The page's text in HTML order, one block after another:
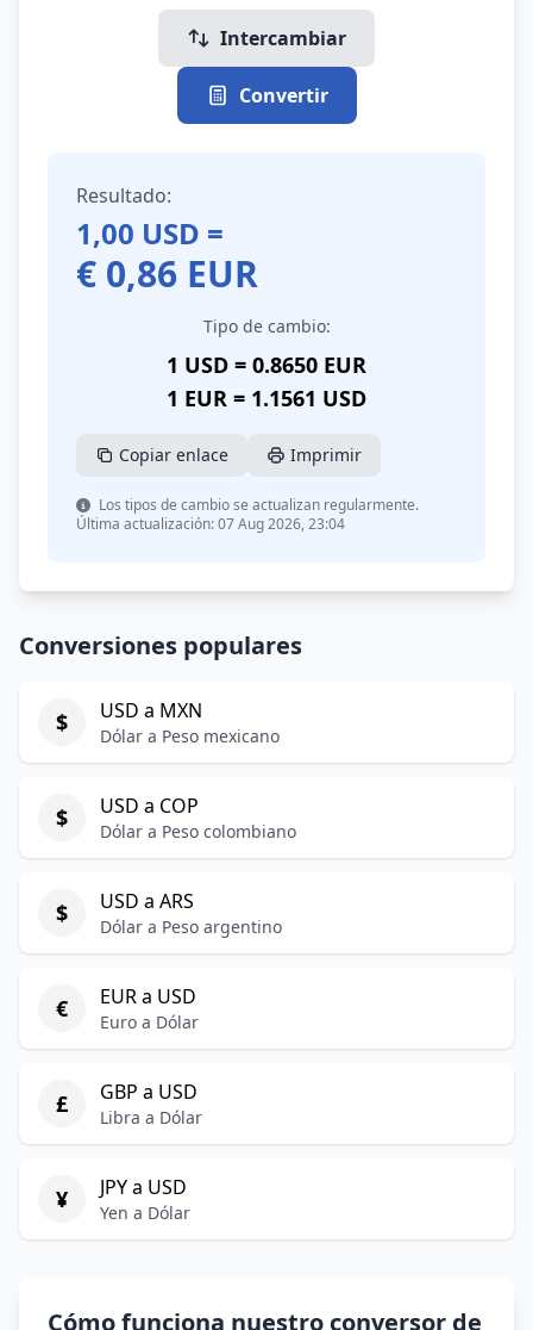
Intercambiar
Convertir
Resultado:
1,00 USD =
€ 0,86 EUR
Tipo de cambio:
1 USD = 0.8650 EUR
1 EUR = 1.1561 USD
Copiar enlace Imprimir
Los tipos de cambio se actualizan regularmente.
Última actualización: 07 Aug 2026, 23:04
Conversiones populares
$ USD a MXN
Dólar a Peso mexicano
$ USD a COP
Dólar a Peso colombiano
$ USD a ARS
Dólar a Peso argentino
€ EUR a USD
Euro a Dólar
£ GBP a USD
Libra a Dólar
¥ JPY a USD
Yen a Dólar
Cómo funciona nuestro conversor de